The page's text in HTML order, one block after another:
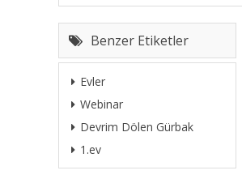
Benzer Etiketler
Evler
Webinar
Devrim Dölen Gürbak
1.ev